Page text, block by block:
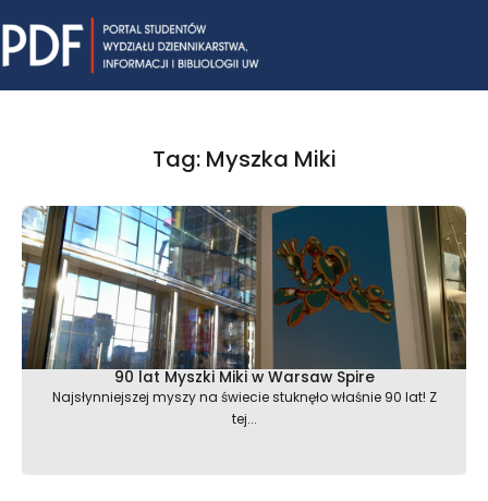
to
content
Tag: Myszka Miki
90 lat Myszki Miki w Warsaw Spire
Najsłynniejszej myszy na świecie stuknęło właśnie 90 lat! Z
tej...